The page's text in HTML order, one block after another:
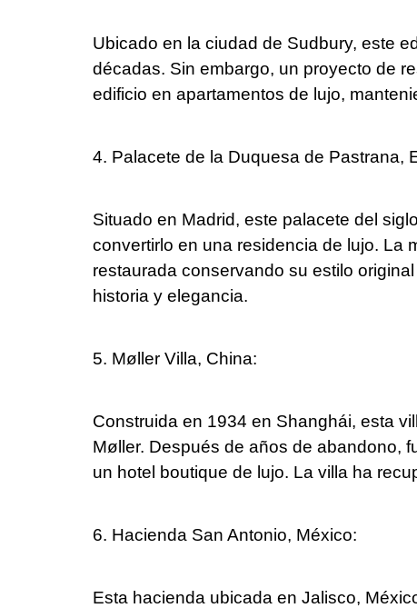
Ubicado en la ciudad de Sudbury, este
décadas. Sin embargo, un proyecto de
edificio en apartamentos de lujo,
4. Palacete de la Duquesa de Pastrana,
Situado en Madrid, este palacete del
convertirlo en una residencia de lujo. La
restaurada conservando su estilo
historia y elegancia.
5. Møller Villa, China:
Construida en 1934 en Shanghái, esta
Møller. Después de años de abandono,
un hotel boutique de lujo. La villa ha
6. Hacienda San Antonio, México:
Esta hacienda ubicada en Jalisco,